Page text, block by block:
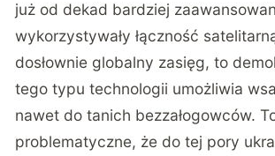
już od dekad bardziej
wykorzystywały łączność
dosłownie globalny zasięg, to
tego typu technologii umożliwia
nawet do tanich bezzałogowców.
problematyczne, że do tej pory